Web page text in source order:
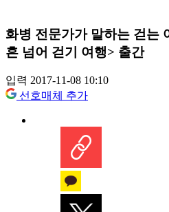
화병 전문가가 말하는 걷는
흔 넘어 걷기 여행> 출간
입력 2017-11-08 10:10
선호매체 추가